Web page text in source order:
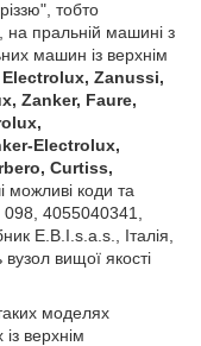
тобто
на пральній машині з
машин із верхнім
Electrolux, Zanussi,
Zanker, Faure,
Electrolux,
Curtiss,
можливі коди та
4055040341,
E.B.I.s.a.s., Італія,
вищої якості
моделях
верхнім